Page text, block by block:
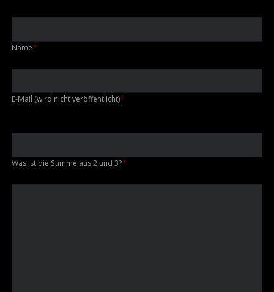
Pflichtfeld
Name*
Pflichtfeld
E-Mail (wird nicht veröffentlicht)*
Was ist die Summe aus 2 und 3?*